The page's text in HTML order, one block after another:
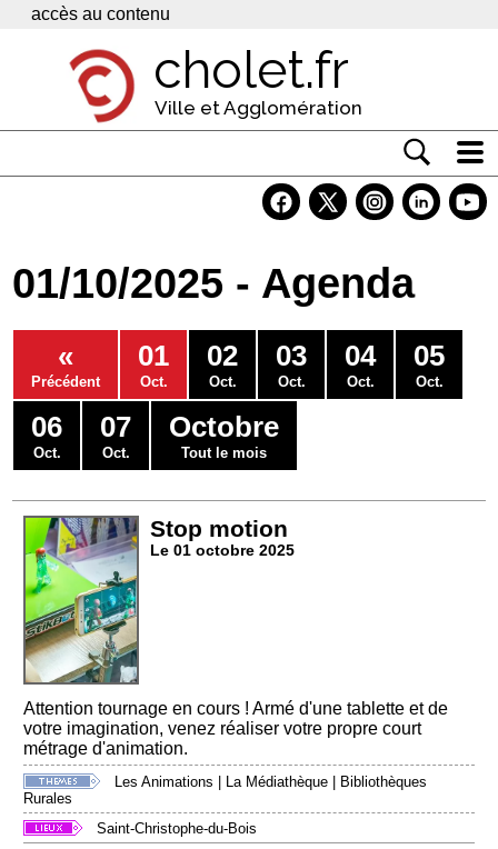
Panneau de gestion des cookies
accès au contenu
cholet.fr
Ville et Agglomération
Economie
Services
Contacts
01/10/2025 - Agenda
«
Précédent
01
Oct.
02
Oct.
03
Oct.
04
Oct.
05
Oct.
06
Oct.
07
Oct.
Octobre
Tout le mois
Stop motion
Le 01 octobre 2025
Attention tournage en cours ! Armé d'une tablette et de
votre imagination, venez réaliser votre propre court
métrage d'animation.
Les Animations | La Médiathèque | Bibliothèques
Rurales
Saint-Christophe-du-Bois